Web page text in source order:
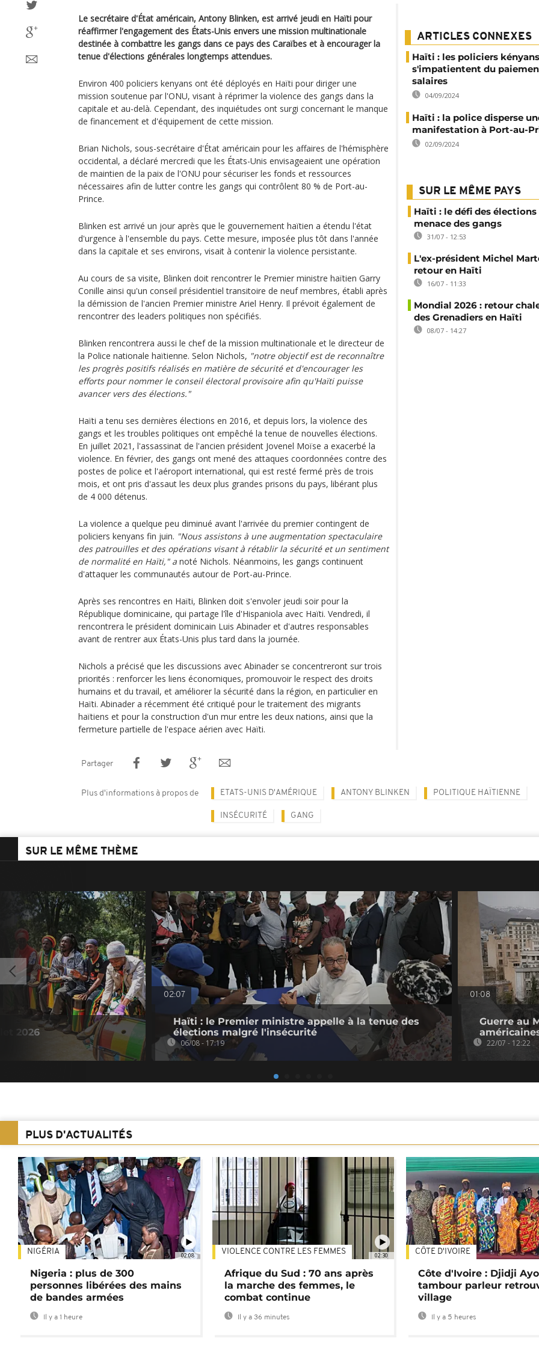
Le secrétaire d'État américain, Antony Blinken, est arrivé jeudi en Haïti pour
réaffirmer l'engagement des États-Unis envers une mission multinationale
destinée à combattre les gangs dans ce pays des Caraïbes et à encourager la
tenue d'élections générales longtemps attendues.
Environ 400 policiers kenyans ont été déployés en Haïti pour diriger une
mission soutenue par l'ONU, visant à réprimer la violence des gangs dans la
capitale et au-delà. Cependant, des inquiétudes ont surgi concernant le manque
de financement et d'équipement de cette mission.
Brian Nichols, sous-secrétaire d'État américain pour les affaires de l'hémisphère
occidental, a déclaré mercredi que les États-Unis envisageaient une opération
de maintien de la paix de l'ONU pour sécuriser les fonds et ressources
nécessaires afin de lutter contre les gangs qui contrôlent 80 % de Port-au-
Prince.
Blinken est arrivé un jour après que le gouvernement haïtien a étendu l'état
d'urgence à l'ensemble du pays. Cette mesure, imposée plus tôt dans l'année
dans la capitale et ses environs, visait à contenir la violence persistante.
Au cours de sa visite, Blinken doit rencontrer le Premier ministre haïtien Garry
Conille ainsi qu'un conseil présidentiel transitoire de neuf membres, établi après
la démission de l'ancien Premier ministre Ariel Henry. Il prévoit également de
rencontrer des leaders politiques non spécifiés.
Blinken rencontrera aussi le chef de la mission multinationale et le directeur de
la Police nationale haïtienne. Selon Nichols, "notre objectif est de reconnaître
les progrès positifs réalisés en matière de sécurité et d'encourager les
efforts pour nommer le conseil électoral provisoire afin qu'Haïti puisse
avancer vers des élections."
Haïti a tenu ses dernières élections en 2016, et depuis lors, la violence des
gangs et les troubles politiques ont empêché la tenue de nouvelles élections.
En juillet 2021, l'assassinat de l'ancien président Jovenel Moïse a exacerbé la
violence. En février, des gangs ont mené des attaques coordonnées contre des
postes de police et l'aéroport international, qui est resté fermé près de trois
mois, et ont pris d'assaut les deux plus grandes prisons du pays, libérant plus
de 4 000 détenus.
La violence a quelque peu diminué avant l'arrivée du premier contingent de
policiers kenyans fin juin. "Nous assistons à une augmentation spectaculaire
des patrouilles et des opérations visant à rétablir la sécurité et un sentiment
de normalité en Haïti," a noté Nichols. Néanmoins, les gangs continuent
d'attaquer les communautés autour de Port-au-Prince.
Après ses rencontres en Haïti, Blinken doit s'envoler jeudi soir pour la
République dominicaine, qui partage l'île d'Hispaniola avec Haïti. Vendredi, il
rencontrera le président dominicain Luis Abinader et d'autres responsables
avant de rentrer aux États-Unis plus tard dans la journée.
Nichols a précisé que les discussions avec Abinader se concentreront sur trois
priorités : renforcer les liens économiques, promouvoir le respect des droits
humains et du travail, et améliorer la sécurité dans la région, en particulier en
Haïti. Abinader a récemment été critiqué pour le traitement des migrants
haïtiens et pour la construction d'un mur entre les deux nations, ainsi que la
fermeture partielle de l'espace aérien avec Haïti.
ARTICLES CONNEXES
Haïti : les policiers kényans
s'impatientent du
salaires
04/09/2024
Haïti : la police disperse
manifestation à Port-au-
02/09/2024
SUR LE MÊME PAYS
Haïti : le défi des élections
menace des gangs
31/07 - 12:53
L'ex-président Michel
retour en Haïti
16/07 - 11:33
Mondial 2026 : retour
des Grenadiers en Haïti
08/07 - 14:27
Partager
Plus d'informations à propos de ETATS-UNIS D'AMÉRIQUE ANTONY BLINKEN POLITIQUE HAÏTIENNE
INSÉCURITÉ GANG
SUR LE MÊME THÈME
2026
02:07
Haïti : le Premier ministre appelle à la tenue des
élections malgré l'insécurité
06/08 - 17:19
01:08
Guerre au
22/07 - 12:22
PLUS D'ACTUALITÉS
02:08
NIGÉRIA
Nigeria : plus de 300
personnes libérées des mains
de bandes armées
Il y a 1 heure
02:30
VIOLENCE CONTRE LES FEMMES
Afrique du Sud : 70 ans après
la marche des femmes, le
combat continue
Il y a 36 minutes
CÔTE D'IVOIRE
Côte d'Ivoire : Djidji
tambour parleur
village
Il y a 5 heures